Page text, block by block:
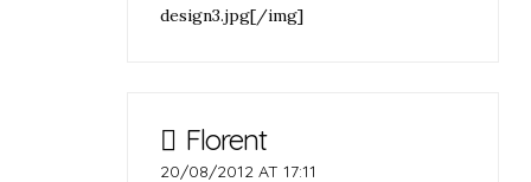
design3.jpg[/img]
Florent
20/08/2012 AT 17:11